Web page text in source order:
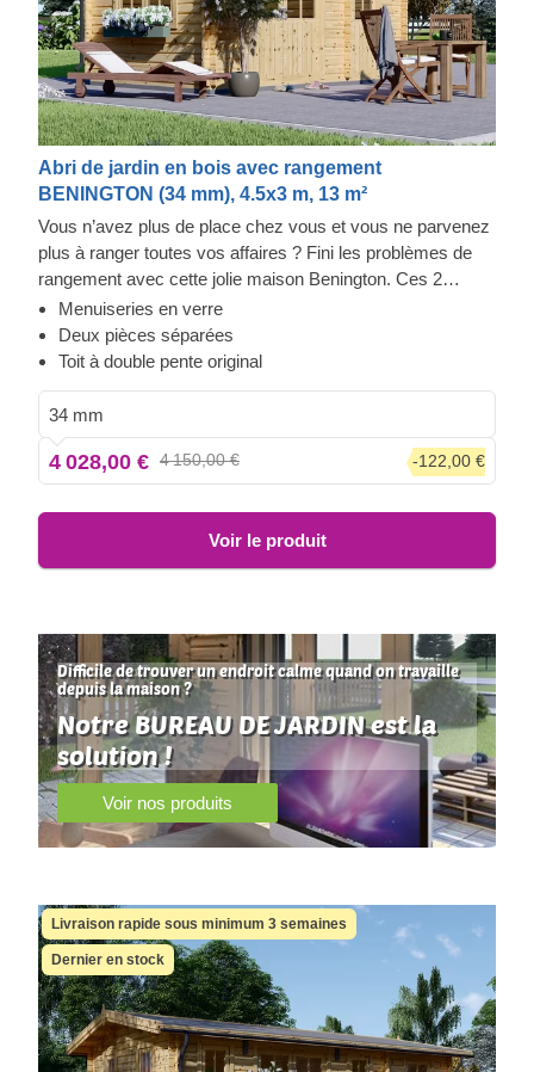
Abri de jardin en bois avec rangement
BENINGTON (34 mm), 4.5x3 m, 13 m²
Vous n’avez plus de place chez vous et vous ne parvenez
plus à ranger toutes vos affaires ? Fini les problèmes de
rangement avec cette jolie maison Benington. Ces 2
grandes pièces vous permettront de l’aménager comme
bon vous semble. La qualité pour pas cher et en plus, elle
est livrée gratuitement chez vous !
Menuiseries en verre
Deux pièces séparées
Toit à double pente original
34 mm
4 028,00 € 4 150,00 € -122,00 €
Voir le produit
Difficile de trouver un endroit calme quand on travaille
depuis la maison ?
Notre BUREAU DE JARDIN est la
solution !
Voir nos produits
Livraison rapide sous minimum 3 semaines
Dernier en stock